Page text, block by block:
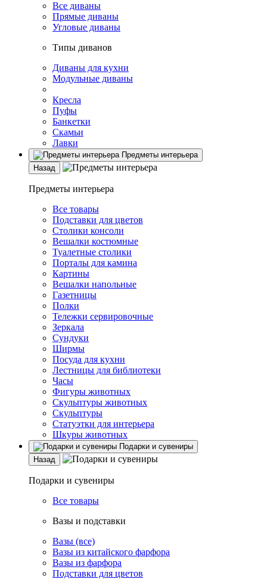
Все диваны
Прямые диваны
Угловые диваны
Типы диванов
Диваны для кухни
Модульные диваны
Кресла
Пуфы
Банкетки
Скамьи
Лавки
Предметы интерьера
Назад
Предметы интерьера
Все товары
Подставки для цветов
Столики консоли
Вешалки костюмные
Туалетные столики
Порталы для камина
Картины
Вешалки напольные
Газетницы
Полки
Тележки сервировочные
Зеркала
Сундуки
Ширмы
Посуда для кухни
Лестницы для библиотеки
Часы
Фигуры животных
Скульптуры животных
Скульптуры
Статуэтки для интерьера
Шкуры животных
Подарки и сувениры
Назад
Подарки и сувениры
Все товары
Вазы и подставки
Вазы (все)
Вазы из китайского фарфора
Вазы из фарфора
Подставки для цветов